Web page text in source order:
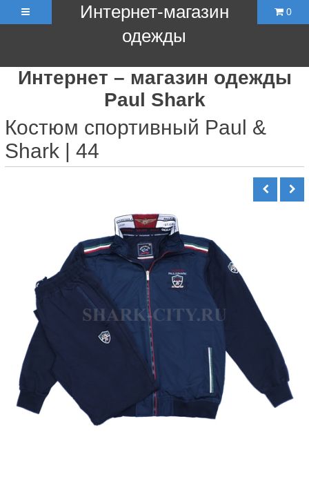
Интернет-магазин
одежды
0
Интернет – магазин одежды
Paul Shark
Костюм спортивный Paul &
Shark | 44